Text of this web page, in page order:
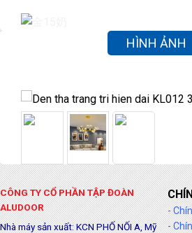
HÌNH ẢNH
CÔNG TY CỔ PHẦN TẬP ĐOÀN
ALUDOOR
Nhà máy sản xuất: KCN PHỐ NỐI A, Mỹ
-
-